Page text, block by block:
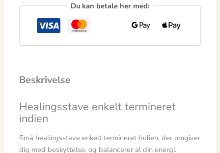
Du kan betale her med:
Beskrivelse
Healingsstave enkelt termineret
indien
Små healingsstave enkelt termineret Indien, der omgiver
dig med beskyttelse, og balancerer al din energi.